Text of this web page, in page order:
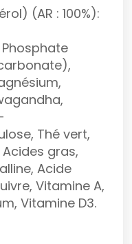
(AR : 100%):
Thé vert,
gras,
Acide
Vitamine A,
Vitamine D3.